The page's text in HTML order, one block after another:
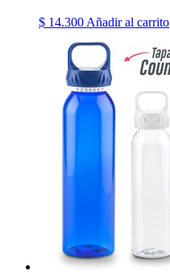
$ 14.300 Añadir al carrito